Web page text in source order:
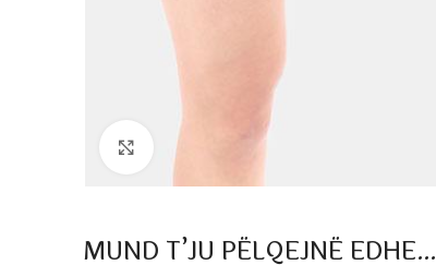
Click to enlarge
MUND T’JU PËLQEJNË EDHE…